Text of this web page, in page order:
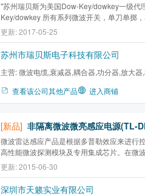
"苏州瑞贝斯为美国Dow-Key/dowkey一级代
Key/dowkey 所有系列微波开关，单刀单掷
掷， 频率涉及DC-40GHZ. 常年备大量现货
和服务必是您的***佳选择。 型号 品牌 描述
Key SPDT 12V 402J-430132 Dow-Key
4808 Dow-Ke...
更新: 2017-05-25
苏州市瑞贝斯电子科技有限公司
主营:微波电缆,衰减器,耦合器,功分器,放大
查看该公司其他产品 进入商铺
[新品] 非隔离微波微亮感应电源(TL-
微波雷达感应产品是根据多普勒效应来进行
高性能微波探测模块及专用集成芯片。在微
测到人体的活动，触发感应开关自动工作，
关闭。由于采用微波感应方式，可穿透塑料
非金属墙体等，而且对常见小动物，老鼠等
更新: 2015-06-30
深圳市天籁实业有限公司